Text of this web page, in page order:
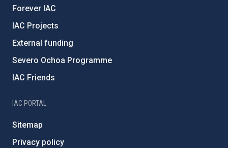
Forever IAC
IAC Projects
External funding
Severo Ochoa Programme
IAC Friends
IAC PORTAL
Sitemap
Privacy policy